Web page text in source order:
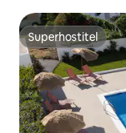
Superhostiteľ
Superhostiteľ